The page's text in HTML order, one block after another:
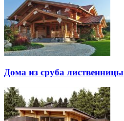
Дома из сруба лиственницы